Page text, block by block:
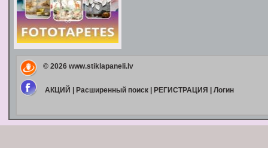
© 2026 www.stiklapaneli.lv
АКЦИЙ Расширенный поиск| РЕГИСТРАЦИЯ Логин